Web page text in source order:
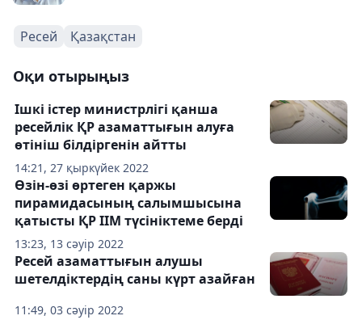
Ресей Қазақстан
Оқи отырыңыз
14:21, 27 қыркүйек 2022
Ішкі істер министрлігі қанша
ресейлік ҚР азаматтығын алуға
өтініш білдіргенін айтты
13:23, 13 сәуір 2022
Өзін-өзі өртеген қаржы
пирамидасының салымшысына
қатысты ҚР ІІМ түсініктеме берді
11:49, 03 сәуір 2022
Ресей азаматтығын алушы
шетелдіктердің саны күрт азайған